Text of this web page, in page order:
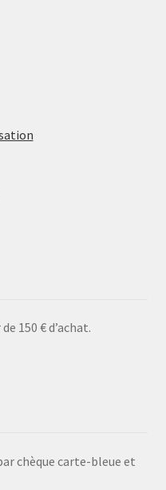
150 € d’achat.
chèque carte-bleue et